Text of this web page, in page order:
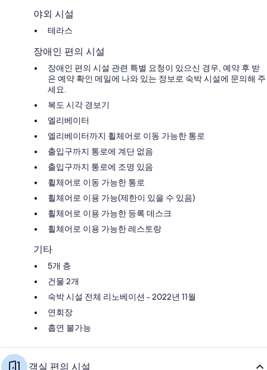
야외 시설
테라스
장애인 편의 시설
장애인 편의 시설 관련 특별 요청이 있으신 경우, 예약 후 받
은 예약 확인 메일에 나와 있는 정보로 숙박 시설에 문의해 주
세요.
복도 시각 경보기
엘리베이터
엘리베이터까지 휠체어로 이동 가능한 통로
출입구까지 통로에 계단 없음
출입구까지 통로에 조명 있음
휠체어로 이동 가능한 통로
휠체어로 이용 가능(제한이 있을 수 있음)
휠체어로 이용 가능한 등록 데스크
휠체어로 이용 가능한 레스토랑
기타
5개 층
건물 2개
숙박 시설 전체 리노베이션 - 2022년 11월
연회장
흡연 불가능
객실 편의 시설